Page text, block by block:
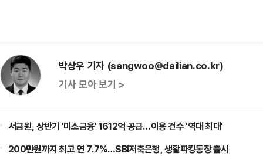
박상우 기자 (sangwoo@dailian.co.kr)
기사 모아 보기 >
서금원, 상반기 '미소금융' 1612억 공급…이용 건수 '역대 최대'
200만원까지 최고 연 7.7%…SBI저축은행, 생활파킹통장 출시